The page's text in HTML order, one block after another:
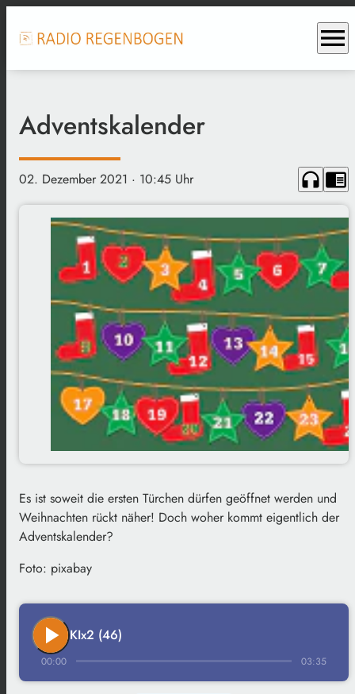
menu
Adventskalender
02. Dezember 2021 · 10:45 Uhr headphones chrome_reader_mode
Es ist soweit die ersten Türchen dürfen geöffnet werden und
Weihnachten rückt näher! Doch woher kommt eigentlich der
Adventskalender?
Foto: pixabay
play_arrow KIx2 (46)
00:00 03:35